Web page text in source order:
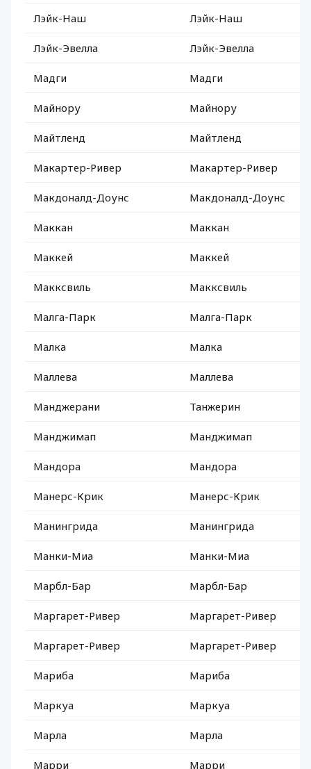
Лэйк-Наш Лэйк-Наш
Лэйк-Эвелла Лэйк-Эвелла
Мадги Мадги
Майнору Майнору
Майтленд Майтленд
Макартер-Ривер Макартер-Ривер
Макдоналд-Доунс Макдоналд-Доунс
Маккан Маккан
Маккей Маккей
Макксвиль Макксвиль
Малга-Парк Малга-Парк
Малка Малка
Маллева Маллева
Манджерани Танжерин
Манджимап Манджимап
Мандора Мандора
Манерс-Крик Манерс-Крик
Манингрида Манингрида
Манки-Миа Манки-Миа
Марбл-Бар Марбл-Бар
Маргарет-Ривер Маргарет-Ривер
Маргарет-Ривер Маргарет-Ривер
Мариба Мариба
Маркуа Маркуа
Марла Марла
Марри Марри